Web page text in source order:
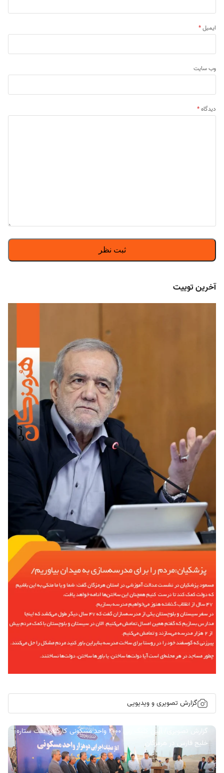
ایمیل*
وب‌ سایت
دیدگاه*
آخرین توییت
گزارش تصویری و ویدیویی
گزارش تصویری/ آیین کلنگ زنی ۲۰۰۰ واحد مسکونی کارکنان نفت ستاره
خلیج فارس در هرمزگان